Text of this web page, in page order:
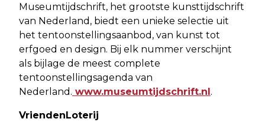
Museumtijdschrift, het grootste kunsttijdschrift
van Nederland, biedt een unieke selectie uit
het tentoonstellingsaanbod, van kunst tot
erfgoed en design. Bij elk nummer verschijnt
als bijlage de meest complete
tentoonstellingsagenda van
Nederland. www.museumtijdschrift.nl.
VriendenLoterij